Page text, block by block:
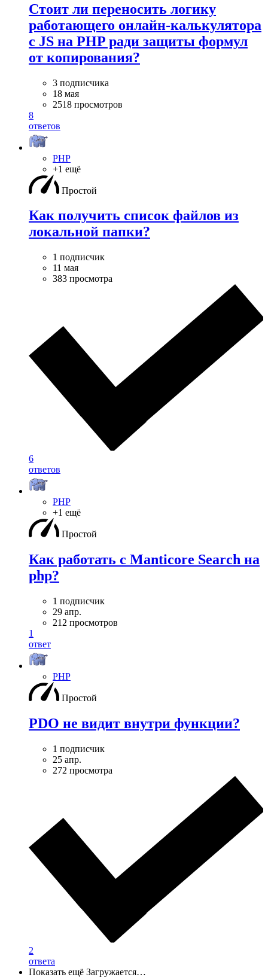
Стоит ли переносить логику
работающего онлайн-калькулятора
с JS на PHP ради защиты формул
от копирования?
3 подписчика
18 мая
2518 просмотров
8
ответов
PHP
+1 ещё
Простой
Как получить список файлов из
локальной папки?
1 подписчик
11 мая
383 просмотра
6
ответов
PHP
+1 ещё
Простой
Как работать с Manticore Search на
php?
1 подписчик
29 апр.
212 просмотров
1
ответ
PHP
Простой
PDO не видит внутри функции?
1 подписчик
25 апр.
272 просмотра
2
ответа
Показать ещё Загружается…